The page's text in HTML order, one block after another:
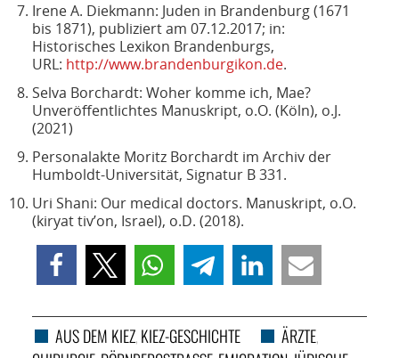
Irene A. Diekmann: Juden in Brandenburg (1671
bis 1871), publiziert am 07.12.2017; in:
Historisches Lexikon Brandenburgs,
URL: http://www.brandenburgikon.de.
Selva Borchardt: Woher komme ich, Mae?
Unveröffentlichtes Manuskript, o.O. (Köln), o.J.
(2021)
Personalakte Moritz Borchardt im Archiv der
Humboldt-Universität, Signatur B 331.
Uri Shani: Our medical doctors. Manuskript, o.O.
(kiryat tiv’on, Israel), o.D. (2018).
AUS DEM KIEZ, KIEZ-GESCHICHTE ÄRZTE,